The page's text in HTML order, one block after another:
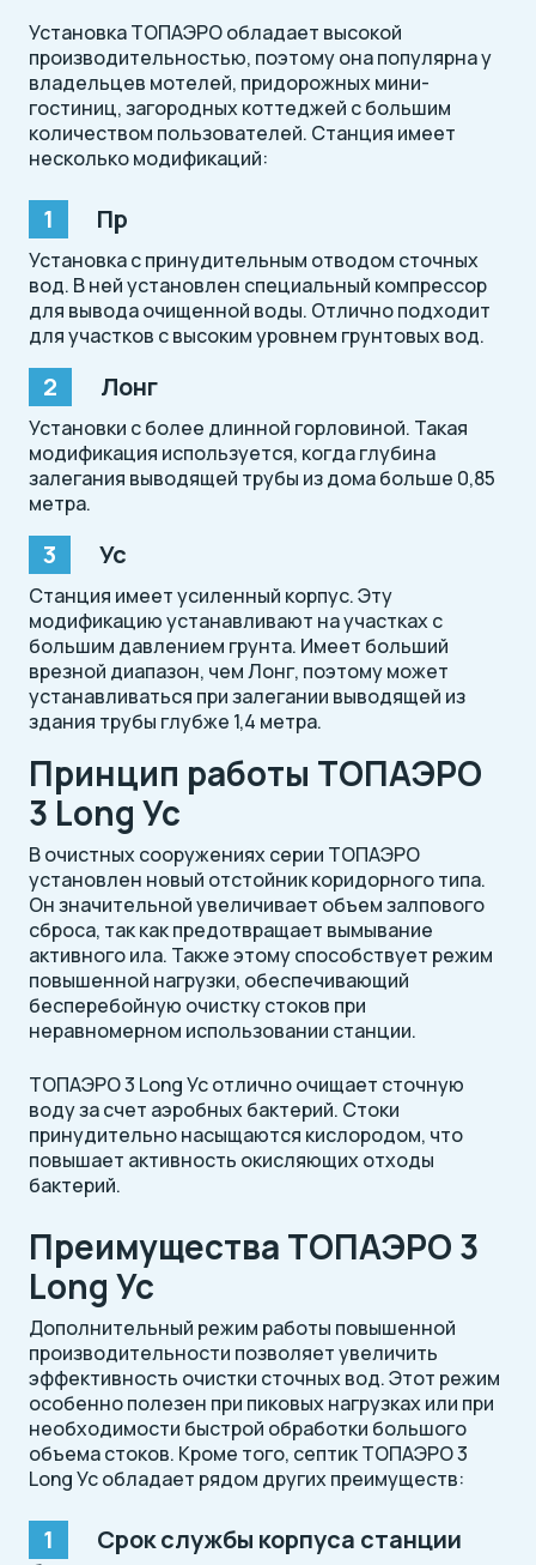
Установка ТОПАЭРО обладает высокой
производительностью, поэтому она популярна у
владельцев мотелей, придорожных мини-
гостиниц, загородных коттеджей с большим
количеством пользователей. Станция имеет
несколько модификаций:
Пр
Установка с принудительным отводом сточных
вод. В ней установлен специальный компрессор
для вывода очищенной воды. Отлично подходит
для участков с высоким уровнем грунтовых вод.
Лонг
Установки с более длинной горловиной. Такая
модификация используется, когда глубина
залегания выводящей трубы из дома больше 0,85
метра.
Ус
Станция имеет усиленный корпус. Эту
модификацию устанавливают на участках с
большим давлением грунта. Имеет больший
врезной диапазон, чем Лонг, поэтому может
устанавливаться при залегании выводящей из
здания трубы глубже 1,4 метра.
Принцип работы ТОПАЭРО
3 Long Ус
В очистных сооружениях серии ТОПАЭРО
установлен новый отстойник коридорного типа.
Он значительной увеличивает объем залпового
сброса, так как предотвращает вымывание
активного ила. Также этому способствует режим
повышенной нагрузки, обеспечивающий
бесперебойную очистку стоков при
неравномерном использовании станции.
ТОПАЭРО 3 Long Ус отлично очищает сточную
воду за счет аэробных бактерий. Стоки
принудительно насыщаются кислородом, что
повышает активность окисляющих отходы
бактерий.
Преимущества ТОПАЭРО 3
Long Ус
Дополнительный режим работы повышенной
производительности позволяет увеличить
эффективность очистки сточных вод. Этот режим
особенно полезен при пиковых нагрузках или при
необходимости быстрой обработки большого
объема стоков. Кроме того, септик ТОПАЭРО 3
Long Ус обладает рядом других преимуществ:
Срок службы корпуса станции